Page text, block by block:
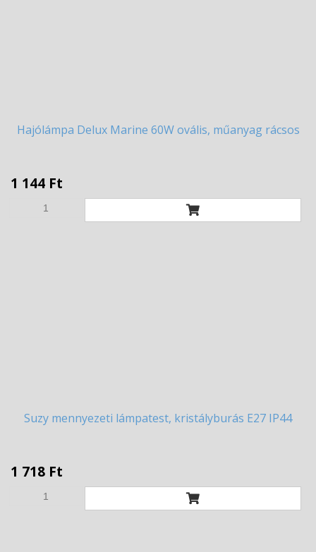
Hajólámpa Delux Marine 60W ovális, műanyag rácsos
1 144 Ft
Suzy mennyezeti lámpatest, kristályburás E27 IP44
1 718 Ft